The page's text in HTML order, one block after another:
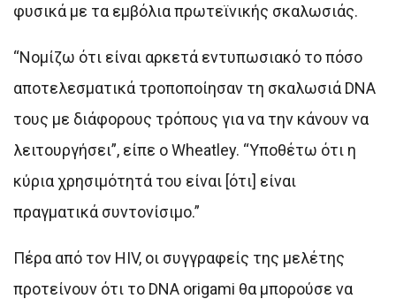
φυσικά με τα εμβόλια πρωτεϊνικής σκαλωσιάς.
“Νομίζω ότι είναι αρκετά εντυπωσιακό το πόσο
αποτελεσματικά τροποποίησαν τη σκαλωσιά DNA
τους με διάφορους τρόπους για να την κάνουν να
λειτουργήσει”, είπε ο Wheatley. “Υποθέτω ότι η
κύρια χρησιμότητά του είναι [ότι] είναι
πραγματικά συντονίσιμο.”
Πέρα από τον HIV, οι συγγραφείς της μελέτης
προτείνουν ότι το DNA origami θα μπορούσε να